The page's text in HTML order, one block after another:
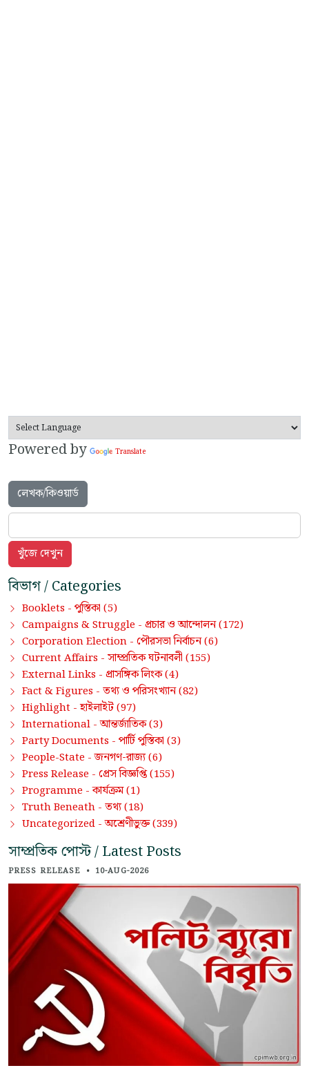
Powered by Translate
লেখক/কিওয়ার্ড
বিভাগ / Categories
Booklets - পুস্তিকা (5)
Campaigns & Struggle - প্রচার ও আন্দোলন(172)
Corporation Election - পৌরসভা নির্বাচন(6)
Current Affairs - সাম্প্রতিক ঘটনাবলী (155)
External Links - প্রাসঙ্গিক লিংক(4)
Fact & Figures - তথ্য ও পরিসংখ্যান(82)
Highlight -হাইলাইট(97)
International -আন্তর্জাতিক(3)
Party Documents - পার্টি পুস্তিকা (3)
People-State -জনগণ-রাজ্য(6)
Press Release - প্রেস বিজ্ঞপ্তি(155)
Programme -কার্যক্রম(1)
Truth Beneath - তথ্য(18)
Uncategorized -অশ্রেণীভুক্ত(339)
সাম্প্রতিক পোস্ট / Latest Posts
PRESS RELEASE • 10-AUG-2026